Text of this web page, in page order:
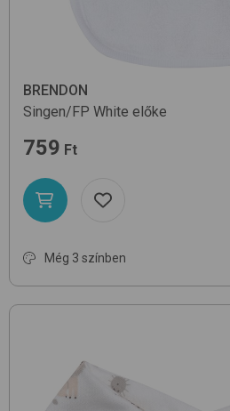
BRENDON
Singen/FP White előke
759 Ft
Még 3 színben